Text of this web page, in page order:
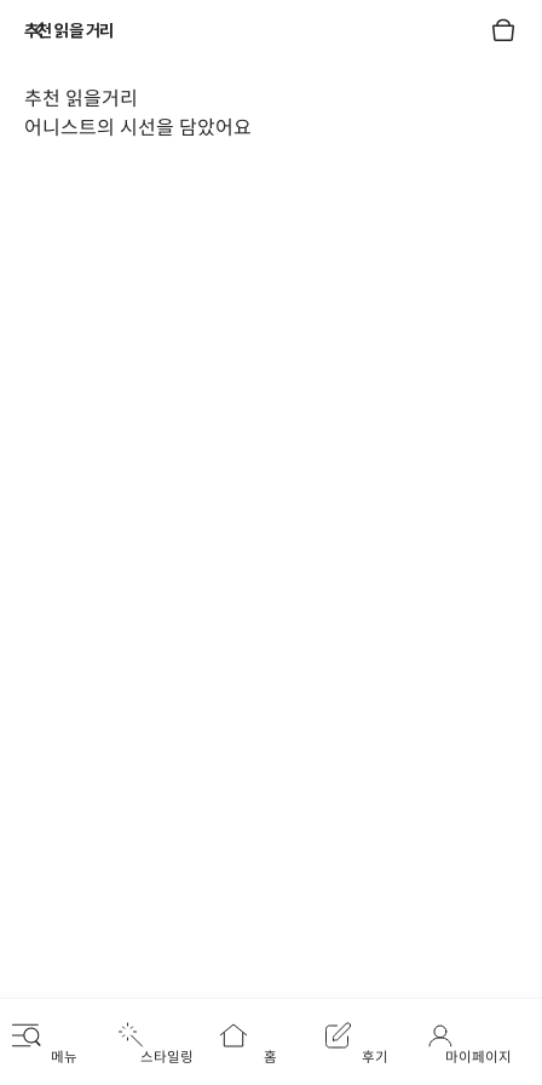
추천 읽을 거리
추천 읽을거리
어니스트의 시선을 담았어요
메뉴 스타일링 홈 후기 마이페이지